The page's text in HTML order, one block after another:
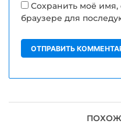
Сохранить моё имя,
браузере для